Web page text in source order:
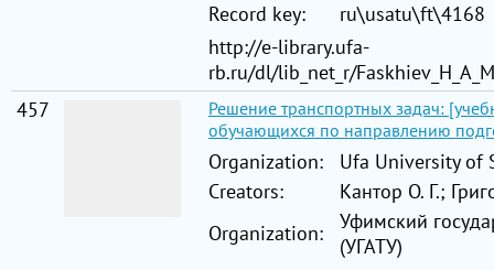
Record key:
ru\usatu\ft\4168
http://e-library.ufa-
rb.ru/dl/lib_net_r/
457
Решение транспортных задач:
обучающихся по направлению
Organization:
Ufa University of
Creators:
Кантор О. Г.;
Organization:
Уфимский
(УГАТУ)